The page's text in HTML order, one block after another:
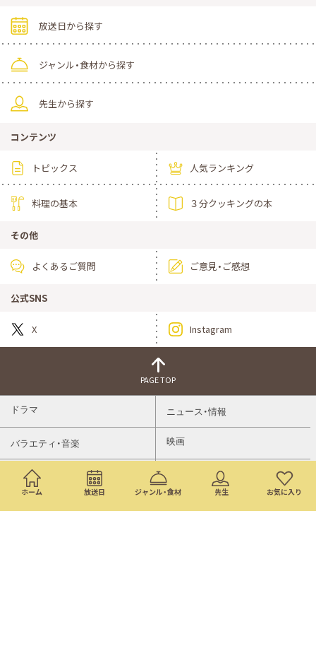
ホーム 放送日 ジャンル・食材 先生 お気に入り
放送日から探す
ジャンル・食材から探す
先生から探す
コンテンツ
トピックス 人気ランキング
料理の基本 ３分クッキングの本
その他
よくあるご質問 ご意見・ご感想
公式SNS
X Instagram
PAGE TOP
ドラマ ニュース・情報
バラエティ・音楽 映画
スポーツ